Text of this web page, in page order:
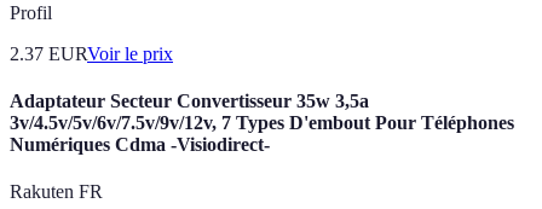
Profil
2.37 EURVoir le prix
Adaptateur Secteur Convertisseur 35w 3,5a
3v/4.5v/5v/6v/7.5v/9v/12v, 7 Types D'embout Pour Téléphones
Numériques Cdma -Visiodirect-
Rakuten FR